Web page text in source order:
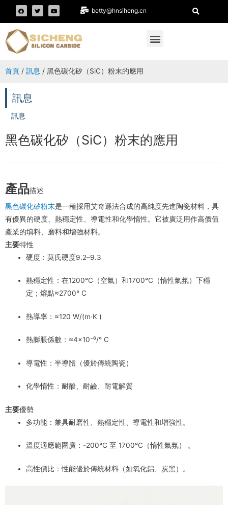
betty@hnsiheng.cn
首頁 / 訊息 / 黑色碳化矽（SiC）粉末的應用
訊息
訊息
黑色碳化矽（SiC）粉末的應用
產品描述
黑色碳化矽粉末是一種採用艾奇遜法合成的高純度先進陶瓷材料，具
有優異的硬度、熱穩定性、導電性和化學惰性。它被廣泛用作高價值
產業的填料、磨料和增強材料。
主要特性
硬度：莫氏硬度9.2–9.3
熱穩定性：在1200°C（空氣）和1700°C（惰性氣氛）下穩
定；熔點≈2700° C
熱導率：≈120 W/(m·K )
熱膨脹係數：≈4×10⁻⁶/° C
導電性：半導體（優於傳統陶瓷）
化學惰性：耐酸、耐鹼、耐電解質
主要優勢
多功能：兼具耐磨性、熱穩定性、導電性和增強性。
溫度適應範圍廣：-200°C 至 1700°C（惰性氣氛） 。
高性價比：性能優於傳統材料（如氧化鋁、炭黑）。